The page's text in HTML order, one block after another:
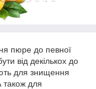
пюре до певної
від декількох до
для знищення
також для